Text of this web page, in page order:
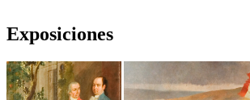
Exposiciones